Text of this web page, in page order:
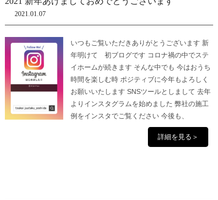
2021.01.07
いつもご覧いただきありがとうございます 新
年明けて 初ブログです コロナ禍の中でステ
イホームが続きます そんな中でも 今はおうち
時間を楽しむ時 ポジティブに今年もよろしく
お願いいたします SNSツールとしまして 去年
よりインスタグラムを始めました 弊社の施工
例をインスタでご覧ください 今後も、
詳細を見る＞